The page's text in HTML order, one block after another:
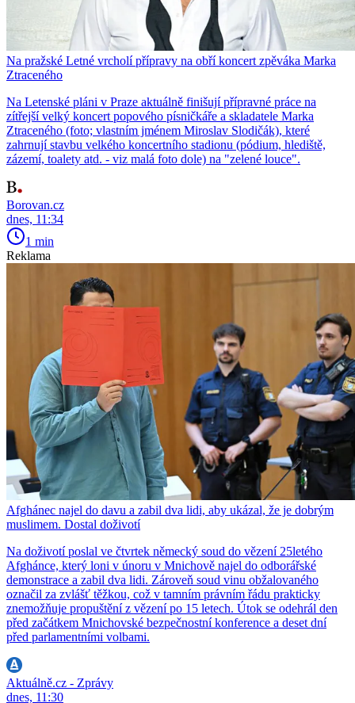
Na pražské Letné vrcholí přípravy na obří koncert zpěváka Marka
Ztraceného
Na Letenské pláni v Praze aktuálně finišují přípravné práce na
zítřejší velký koncert popového písničkáře a skladatele Marka
Ztraceného (foto; vlastním jménem Miroslav Slodičák), které
zahrnují stavbu velkého koncertního stadionu (pódium, hlediště,
zázemí, toalety atd. - viz malá foto dole) na "zelené louce".
Borovan.cz
dnes, 11:34
1 min
Reklama
Afghánec najel do davu a zabil dva lidi, aby ukázal, že je dobrým
muslimem. Dostal doživotí
Na doživotí poslal ve čtvrtek německý soud do vězení 25letého
Afghánce, který loni v únoru v Mnichově najel do odborářské
demonstrace a zabil dva lidi. Zároveň soud vinu obžalovaného
označil za zvlášť těžkou, což v tamním právním řádu prakticky
znemožňuje propuštění z vězení po 15 letech. Útok se odehrál den
před začátkem Mnichovské bezpečnostní konference a deset dní
před parlamentními volbami.
Aktuálně.cz - Zprávy
dnes, 11:30